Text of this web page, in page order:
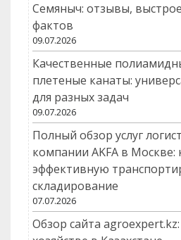
Семяныч: отзывы,
фактов
09.07.2026
Качественные
плетеные канаты:
для разных задач
09.07.2026
Полный обзор услуг
компании AKFA в Москве:
эффективную
складирование
07.07.2026
Обзор сайта